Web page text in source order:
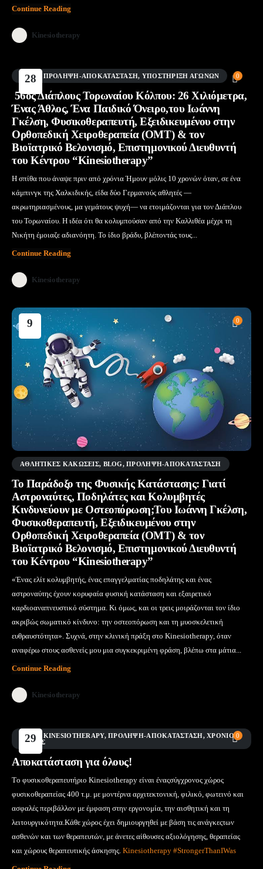
Continue Reading
Kinesiotherapy
28 0
BLOG ΠΡΌΛΗΨΗ-ΑΠΟΚΑΤΆΣΤΑΣΗ, ΥΠΟΣΤΉΡΙΞΗ ΑΓΏΝΩΝ
56ος Διάπλους Τορωναίου Κόλπου: 26 Χιλιόμετρα,
Ένας Άθλος, Ένα Παιδικό Όνειρο,του Ιωάννη
Γκέλση, Φυσικοθεραπευτή, Εξειδικευμένου στην
Ορθοπεδική Χειροθεραπεία (OMT) & τον
Βιοϊατρικό Βελονισμό, Επιστημονικού Διευθυντή
του Κέντρου “Kinesiotherapy”
Η σπίθα που άναψε πριν από χρόνια Ήμουν μόλις 10 χρονών όταν, σε ένα
κάμπινγκ της Χαλκιδικής, είδα δύο Γερμανούς αθλητές —
ακρωτηριασμένους, μα γεμάτους ψυχή— να ετοιμάζονται για τον Διάπλου
του Τορωναίου. Η ιδέα ότι θα κολυμπούσαν από την Καλλιθέα μέχρι τη
Νικήτη έμοιαζε αδιανόητη. Το ίδιο βράδυ, βλέποντάς τους...
Continue Reading
Kinesiotherapy
9 0
AΘΛΗΤΙΚΈΣ ΚΑΚΏΣΕΙΣ, BLOG,ΠΡΌΛΗΨΗ-ΑΠΟΚΑΤΆΣΤΑΣΗ
Το Παράδοξο της Φυσικής Κατάστασης: Γιατί
Αστροναύτες, Ποδηλάτες και Κολυμβητές
Κινδυνεύουν με Οστεοπόρωση;Του Ιωάννη Γκέλση,
Φυσικοθεραπευτή, Εξειδικευμένου στην
Ορθοπεδική Χειροθεραπεία (OMT) & τον
Βιοϊατρικό Βελονισμό, Επιστημονικού Διευθυντή
του Κέντρου “Kinesiotherapy”
«Ένας ελίτ κολυμβητής, ένας επαγγελματίας ποδηλάτης και ένας
αστροναύτης έχουν κορυφαία φυσική κατάσταση και εξαιρετικό
καρδιοαναπνευστικό σύστημα. Κι όμως, και οι τρεις μοιράζονται τον ίδιο
ακριβώς σωματικό κίνδυνο: την οστεοπόρωση και τη μυοσκελετική
ευθραυστότητα». Συχνά, στην κλινική πράξη στο Kinesiotherapy, όταν
αναφέρω στους ασθενείς μου μια συγκεκριμένη φράση, βλέπω στα μάτια...
Continue Reading
Kinesiotherapy
29 0
BLOG KINESIOTHERAPY,ΠΡΌΛΗΨΗ-ΑΠΟΚΑΤΆΣΤΑΣΗ,ΧΡΌΝΙΟΣ
ΠΌΝΟΣ
Αποκατάσταση για όλους!
Τo φυσικοθεραπευτήριο Kinesiotherapy είναι έναςσύγχρονος χώρος
φυσικοθεραπείας 400 τ.μ. με μοντέρνα αρχιτεκτονική, φιλικό, φωτεινό και
ασφαλές περιβάλλον με έμφαση στην εργονομία, την αισθητική και τη
λειτουργικότητα.Κάθε χώρος έχει δημιουργηθεί με βάση τις ανάγκεςτων
ασθενών και των θεραπευτών, με άνετες αίθουσες αξιολόγησης, θεραπείας
και χώρους θεραπευτικής άσκησης. Kinesiotherapy #StrongerThanIWas